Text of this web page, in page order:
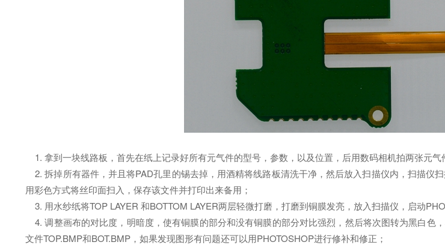
1. 拿到一块线路板，首先在纸上记录好所有元气件的型号，参数，以及位置，后用数码相机拍两张元气
2. 拆掉所有器件，并且将PAD孔里的锡去掉，用酒精将线路板清洗干净，然后放入扫描仪内，扫描仪
用彩色方式将丝印面扫入，保存该文件并打印出来备用；
3. 用水纱纸将TOP LAYER 和BOTTOM LAYER两层轻微打磨，打磨到铜膜发亮，放入扫描仪，启动
4. 调整画布的对比度，明暗度，使有铜膜的部分和没有铜膜的部分对比强烈，然后将次图转为黑白
文件TOP.BMP和BOT.BMP，如果发现图形有问题还可以用PHOTOSHOP进行修补和修正；